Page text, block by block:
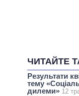
ЧИТАЙТЕ
Результати
тему
дилеми» 12